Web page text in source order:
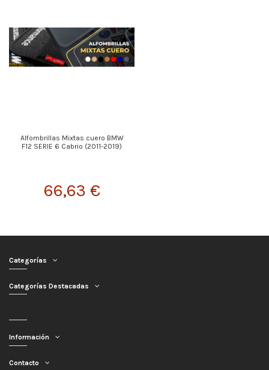
Alfombrillas Mixtas cuero BMW
F12 SERIE 6 Cabrio (2011-2019)
66,63 €
Categorías
Categorías Destacadas
Información
Contacto